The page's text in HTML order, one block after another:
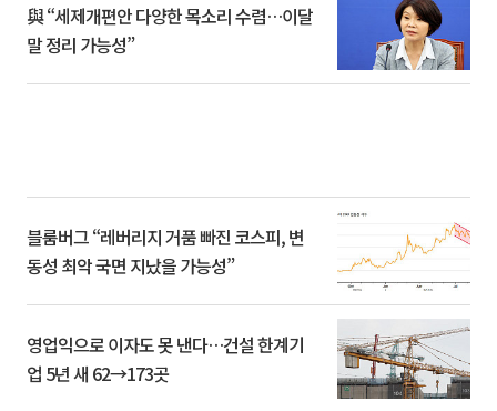
與 “세제개편안 다양한 목소리 수렴…이달
말 정리 가능성”
블룸버그 “레버리지 거품 빠진 코스피, 변
동성 최악 국면 지났을 가능성”
영업익으로 이자도 못 낸다…건설 한계기
업 5년 새 62→173곳